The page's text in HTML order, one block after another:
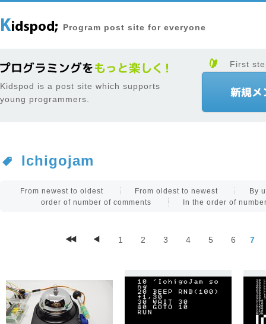
Program post site for everyone
Kidspod is a post site which supports
young programmers.
First
Ichigojam
From newest to oldest From oldest to newest
By
order of number of comments
In the order of
1 2 3 4 5 6 7